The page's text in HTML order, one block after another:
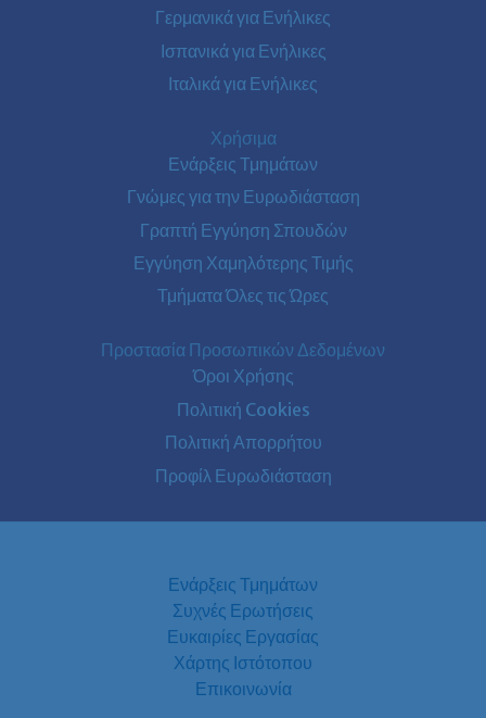
Γερμανικά για Ενήλικες
Ισπανικά για Ενήλικες
Ιταλικά για Ενήλικες
Χρήσιμα
Ενάρξεις Τμημάτων
Γνώμες για την Ευρωδιάσταση
Γραπτή Εγγύηση Σπουδών
Εγγύηση Χαμηλότερης Τιμής
Τμήματα Όλες τις Ώρες
Προστασία Προσωπικών Δεδομένων
Όροι Χρήσης
Πολιτική Cookies
Πολιτική Απορρήτου
Προφίλ Ευρωδιάσταση
Ενάρξεις Τμημάτων
Συχνές Ερωτήσεις
Ευκαιρίες Εργασίας
Χάρτης Ιστότοπου
Επικοινωνία